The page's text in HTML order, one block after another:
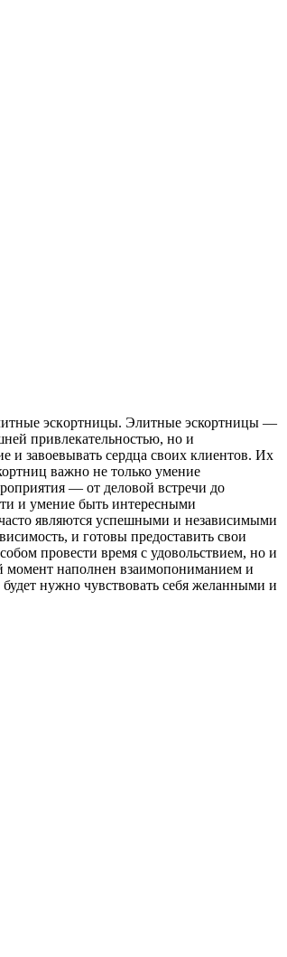
эскoртницы. Элитныe эскортницы —
привлекательностью, но и
завоевывать сердца своих клиентов. Их
важно не только умение
— от деловой встречи до
и умение быть интересными
являются успешными и независимыми
и готовы предоставить свои
провести время с удовольствием, но и
момент наполнен взаимопониманием и
нужно чувствовать себя желанными и